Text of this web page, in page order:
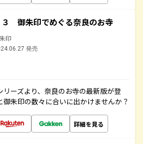
３ 御朱印でめぐる奈良のお寺
印
発売
ーズより、奈良のお寺の最新版が登
朱印の数々に合いに出かけませんか？
詳細を見る